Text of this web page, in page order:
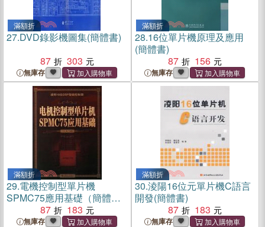
滿額折
27.DVD錄影機圖集(簡體書)
87
303
無庫存
滿額折
28.16位單片機原理及應用
(簡體書)
87
156
無庫存
滿額折
29.電機控制型單片機
SPMC75應用基礎（簡體
87 183
無庫存
滿額折
30.淩陽16位元單片機C語言
開發(簡體書)
87
183
無庫存